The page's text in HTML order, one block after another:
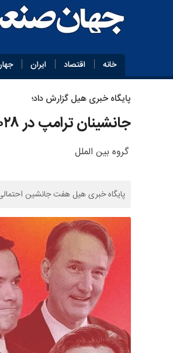
خانه اقتصاد ایران
پایگاه خبری هیل گزارش داد؛
جانشینان ترامپ در ۲۰۲۸
گروه بین الملل
پایگاه خبری هیل هفت جانشین احتمالی دونالد